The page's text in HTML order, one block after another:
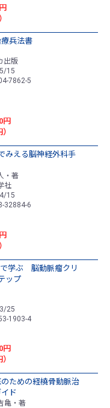
兵法書
出版
15
7862-5
円
みえる脳神経外科手
・著
社
15
32884-6
学ぶ 脳動脈瘤クリ
ップ
25
1903-4
円
ための経橈骨動脈治
ド
亀・著